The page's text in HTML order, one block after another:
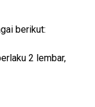
berikut:
2 lembar,